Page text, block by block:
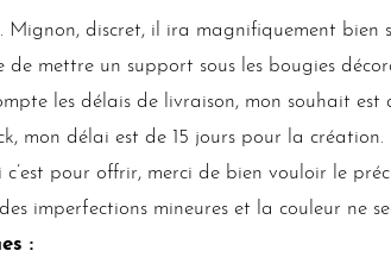
Mignon, discret, il ira magnifiquement
de mettre un support sous les bougies
les délais de livraison, mon souhait
mon délai est de 15 jours pour la
pour offrir, merci de bien vouloir le
imperfections mineures et la couleur ne
: